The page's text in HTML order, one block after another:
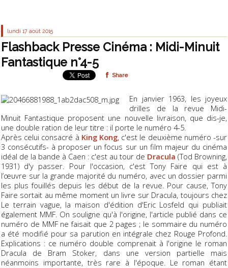
lundi 17 août 2015
Flashback Presse Cinéma : Midi-Minuit
Fantastique n°4-5
Share
En janvier 1963, les joyeux
drilles de la revue Midi-
Minuit Fantastique proposent une nouvelle livraison, que dis-je,
une double ration de leur titre : il porte le numéro 4-5.
Après celui consacré à King Kong, c'est le deuxième numéro -sur
3 consécutifs- à proposer un focus sur un film majeur du cinéma
idéal de la bande à Caen : c'est au tour de Dracula (Tod Browning,
1931) d'y passer. Pour l'occasion, c'est Tony Faire qui est à
l’œuvre sur la grande majorité du numéro, avec un dossier parmi
les plus fouillés depuis les début de la revue. Pour cause, Tony
Faire sortait au même moment un livre sur Dracula, toujours chez
Le terrain vague, la maison d'édition d'Eric Losfeld qui publiait
également MMF. On souligne qu'à l'origine, l'article publié dans ce
numéro de MMF ne faisait que 2 pages ; le sommaire du numéro
a été modifié pour sa parution en intégrale chez Rouge Profond.
Explications : ce numéro double comprenait à l'origine le roman
Dracula de Bram Stoker, dans une version partielle mais
néanmoins importante, très rare à l'époque. Le roman étant